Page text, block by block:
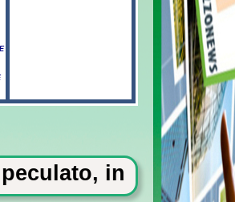
- Il vento riaccende il
5 vigili urbani